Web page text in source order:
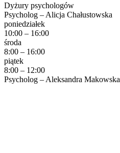
Dyżury psychologów
Psycholog – Alicja Chałustowska
poniedziałek
10:00 – 16:00
środa
8:00 – 16:00
piątek
8:00 – 12:00
Psycholog – Aleksandra Makowska